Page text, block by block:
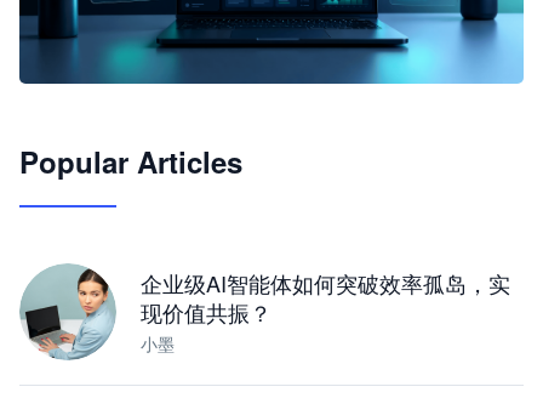
JimoClaw 桌面 AI Agent 工作台
Popular Articles
企业级AI智能体如何突破效率孤岛，实
现价值共振？
小墨